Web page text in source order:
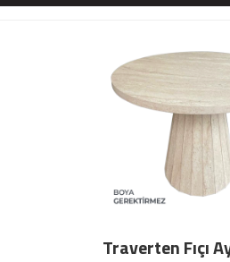
Traverten Fıçı